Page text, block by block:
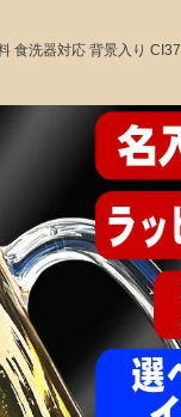
食洗器対応 背景入り CI37